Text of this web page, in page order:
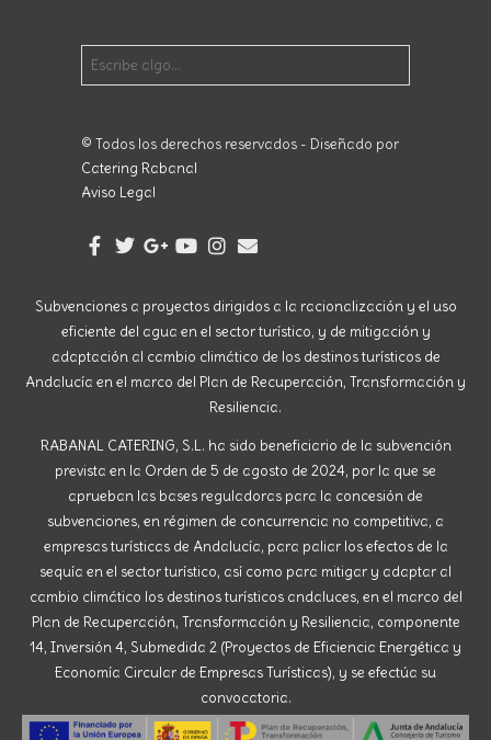
© Todos los derechos reservados - Diseñado por
Catering Rabanal
Aviso Legal
Subvenciones a proyectos dirigidos a la racionalización y el uso
eficiente del agua en el sector turístico, y de mitigación y
adaptación al cambio climático de los destinos turísticos de
Andalucía en el marco del Plan de Recuperación, Transformación y
Resiliencia.
RABANAL CATERING, S.L. ha sido beneficiario de la subvención
prevista en la Orden de 5 de agosto de 2024, por la que se
aprueban las bases reguladoras para la concesión de
subvenciones, en régimen de concurrencia no competitiva, a
empresas turísticas de Andalucía, para paliar los efectos de la
sequía en el sector turístico, así como para mitigar y adaptar al
cambio climático los destinos turísticos andaluces, en el marco del
Plan de Recuperación, Transformación y Resiliencia, componente
14, Inversión 4, Submedida 2 (Proyectos de Eficiencia Energética y
Economía Circular de Empresas Turísticas), y se efectúa su
convocatoria.